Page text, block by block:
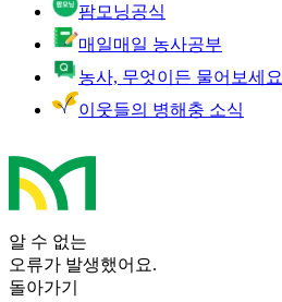
팜모닝공식
매일매일 농사공부
농사, 무엇이든 물어보세요
이웃들의 병해충 소식
알 수 없는
오류가 발생했어요.
돌아가기